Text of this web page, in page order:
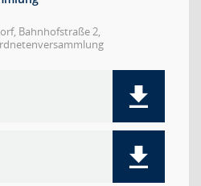
Bahnhofstraße 2,